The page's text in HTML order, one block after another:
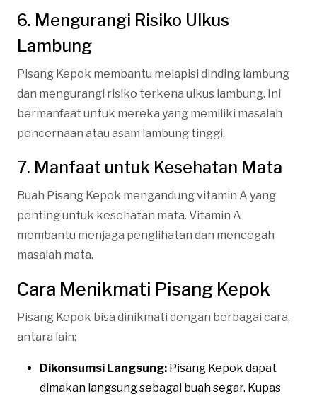
6. Mengurangi Risiko Ulkus
Lambung
Pisang Kepok membantu melapisi dinding lambung
dan mengurangi risiko terkena ulkus lambung. Ini
bermanfaat untuk mereka yang memiliki masalah
pencernaan atau asam lambung tinggi.
7. Manfaat untuk Kesehatan Mata
Buah Pisang Kepok mengandung vitamin A yang
penting untuk kesehatan mata. Vitamin A
membantu menjaga penglihatan dan mencegah
masalah mata.
Cara Menikmati Pisang Kepok
Pisang Kepok bisa dinikmati dengan berbagai cara,
antara lain:
Dikonsumsi Langsung: Pisang Kepok dapat
dimakan langsung sebagai buah segar. Kupas